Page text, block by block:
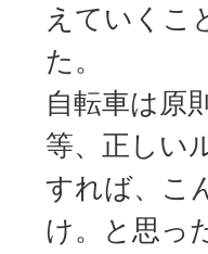
えていくこ
た。
自転車は原
等、正しい
すれば、こ
け。と思っ